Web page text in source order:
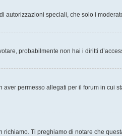
speciali, che solo i
probabilmente non hai i diritti
permesso allegati per il forum in cui
Ti preghiamo di notare che